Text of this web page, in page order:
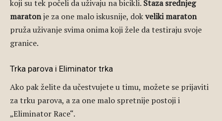
koji su tek počeli da uživaju na bicikli. Staza srednjeg
maratonje za one malo iskusnije, dokveliki maraton
pruža uživanje svima onima koji žele da testiraju svoje
granice.
Trka parova i Eliminator trka
Ako pak želite da učestvujete u timu, možete se prijaviti
za trku parova, a za one malo spretnije postoji i
„Eliminator Race“.